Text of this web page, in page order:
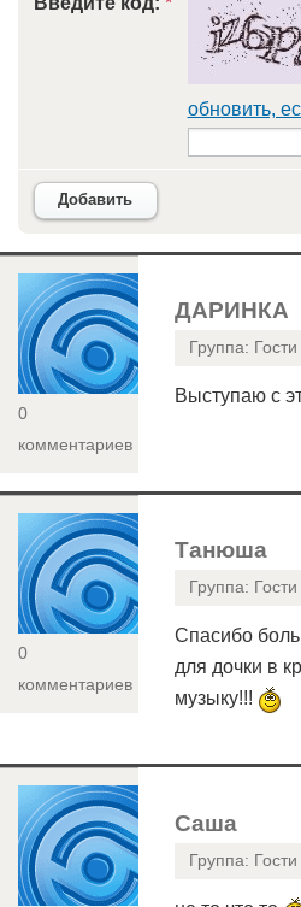
обновить,
Добавить
<
0
комментариев
ДАРИНКА
Группа: Гости
Выступаю с
<
0
комментариев
Танюша
Группа: Гости
Спасибо
для дочки в
музыку!!!
<
Саша
Группа: Гости